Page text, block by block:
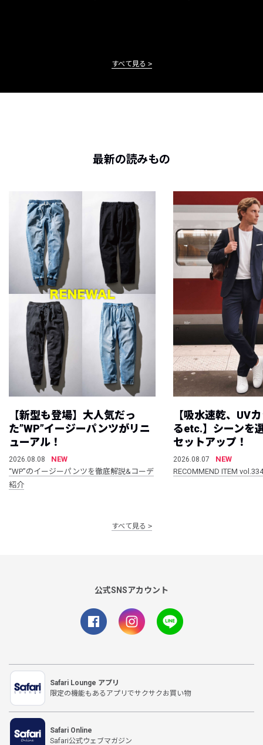
すべて見る
最新の読みもの
【新型も登場】大人気だっ
た”WP”イージーパンツがリニ
ューアル！
2026.08.08
NEW
“WP”のイージーパンツを徹底解説&コーデ
紹介
【吸水速乾、UV
るetc.】シーンを
セットアップ！
2026.08.07
NEW
RECOMMEND ITEM vol.334
すべて見る
公式SNSアカウント
Safari Lounge アプリ
限定の機能もあるアプリでサクサクお買い物
Safari Online
Safari公式ウェブマガジン